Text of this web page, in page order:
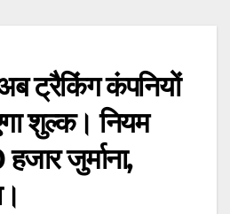
ट्रैकिंग कंपनियों
शुल्क। नियम
जुर्माना,